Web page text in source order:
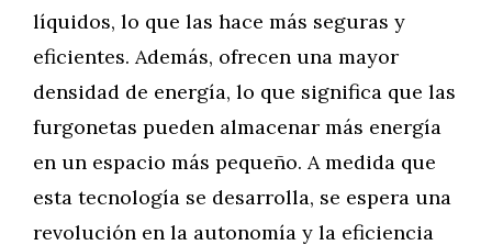
líquidos, lo que las hace más seguras y
eficientes. Además, ofrecen una mayor
densidad de energía, lo que significa que las
furgonetas pueden almacenar más energía
en un espacio más pequeño. A medida que
esta tecnología se desarrolla, se espera una
revolución en la autonomía y la eficiencia